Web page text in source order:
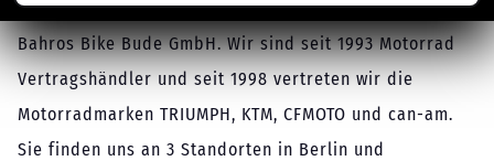
Bahros Bike Bude GmbH. Wir sind seit 1993 Motorrad
Vertragshändler und seit 1998 vertreten wir die
Motorradmarken TRIUMPH, KTM, CFMOTO und can-am.
Sie finden uns an 3 Standorten in Berlin und